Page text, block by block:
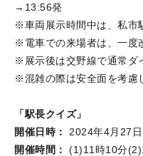
→13:56発
※車両展示時間中は、私市
※電車での来場者は、
※展示後は交野線で通常ダ
※混雑の際は安全面を考慮
「駅長クイズ」
開催日時：
2024年4月27
開催時間：
(1)11時10分